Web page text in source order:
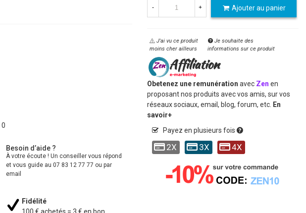
0
Besoin d’aide ?
À votre écoute ! Un conseiller vous répond
et vous guide au 07 83 12 77 77 ou par
email
Fidélité
- + Ajouter au panier
J'ai vu ce produit
moins cher ailleurs
Je souhaite des
informations sur ce produit
Obetenez une remunération avec Zen en
proposant nos produits avec vos amis, sur vos
réseaux sociaux, email, blog, forum, etc. En
savoir+
Payez en plusieurs fois
2X 3X 4X